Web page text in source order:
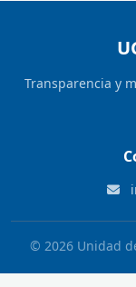
Transparencia y
© 2026 Unidad